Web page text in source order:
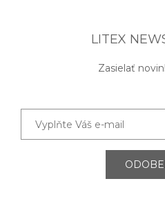
LITEX
Zasielať